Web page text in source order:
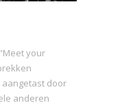
your
aangetast door
anderen